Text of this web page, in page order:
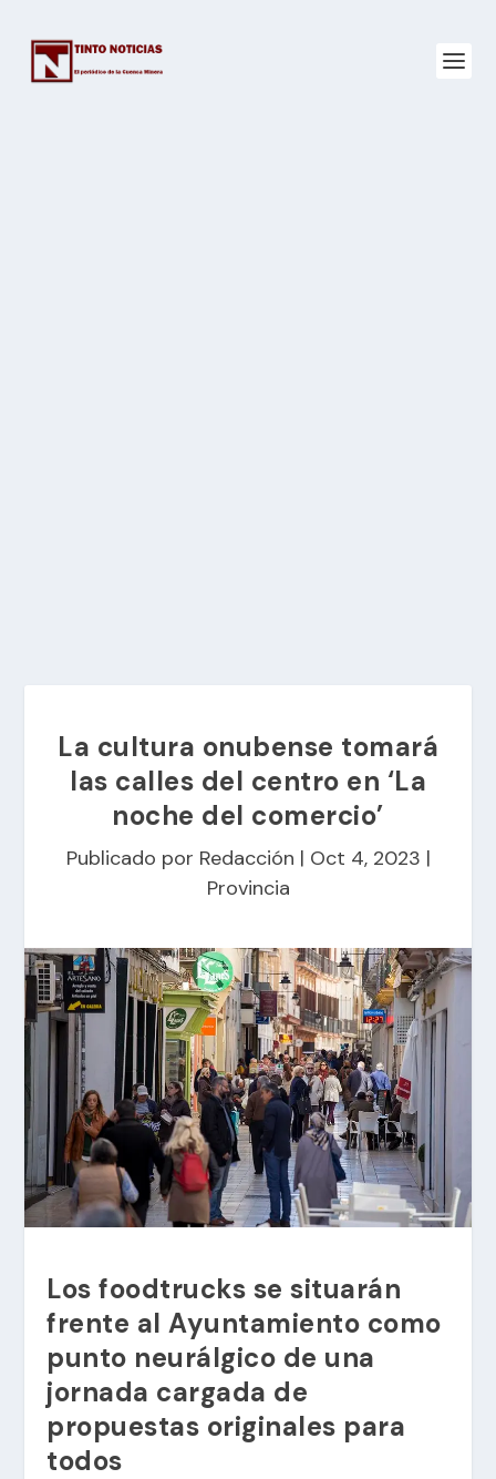
La cultura onubense tomará
las calles del centro en ‘La
noche del comercio’
Publicado por Redacción | Oct 4, 2023 |
Provincia
Los foodtrucks se situarán
frente al Ayuntamiento como
punto neurálgico de una
jornada cargada de
propuestas originales para
todos